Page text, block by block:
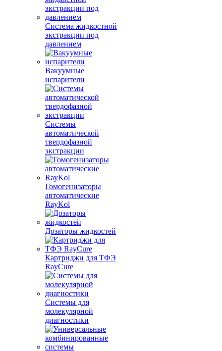
Система жидкостной
экстракции под
давлением
Вакуумные
испарители
Системы
автоматической
твердофазной
экстракции
Гомогенизаторы
автоматические
RayKol
Дозаторы жидкостей
Картриджи для ТФЭ
RayCure
Системы для
молекулярной
диагностики